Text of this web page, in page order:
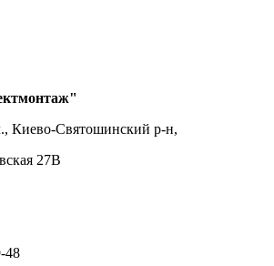
Киево-Святошинский р-н,
27В
48